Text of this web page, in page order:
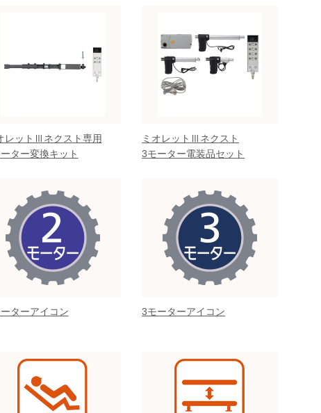
レットⅢネクスト専用
ター変換キット
ミオレットⅢネクスト
3モーター電装品セット
ターアイコン 3モーターアイコン